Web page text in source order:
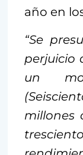
año en
“Se
perjuicio
un
millones